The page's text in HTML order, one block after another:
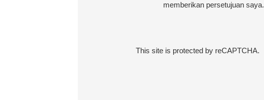
memberikan persetujuan saya.
This site is protected by reCAPTCHA.